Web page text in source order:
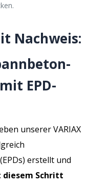
Nachweis:
EPD-
unserer VARIAX
erstellt und
diesem Schritt